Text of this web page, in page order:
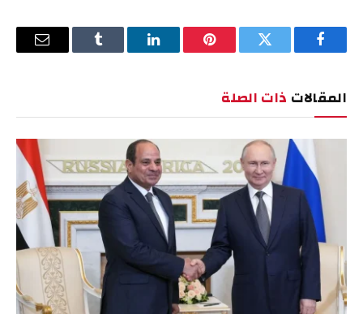
فيسبوك تويتر بينتيريستلينكدإن Tumblr
البريد
المقالات ذات الصلة